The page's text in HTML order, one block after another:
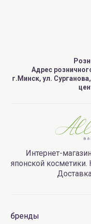
Адрес
г.Минск, ул.
Интернет-
японской
бренды